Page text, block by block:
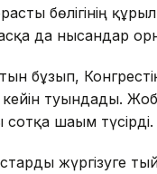
бөлігінің
да нысандар
бұзып,
туындады.
шағым түсірді.
жүргізуге